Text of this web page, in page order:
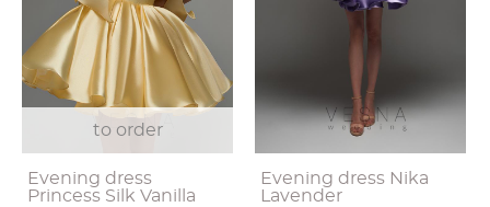
to order
Evening dress
Princess Silk Vanilla
Evening dress Nika
Lavender